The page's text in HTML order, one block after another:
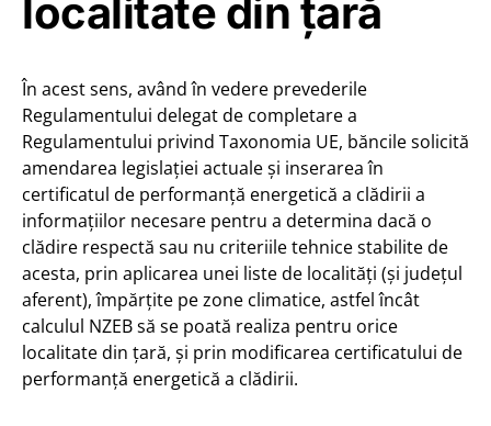
localitate din țară
În acest sens, având în vedere prevederile
Regulamentului delegat de completare a
Regulamentului privind Taxonomia UE, băncile solicită
amendarea legislației actuale și inserarea în
certificatul de performanță energetică a clădirii a
informațiilor necesare pentru a determina dacă o
clădire respectă sau nu criteriile tehnice stabilite de
acesta, prin aplicarea unei liste de localități (și județul
aferent), împărțite pe zone climatice, astfel încât
calculul NZEB să se poată realiza pentru orice
localitate din țară, și prin modificarea certificatului de
performanță energetică a clădirii.